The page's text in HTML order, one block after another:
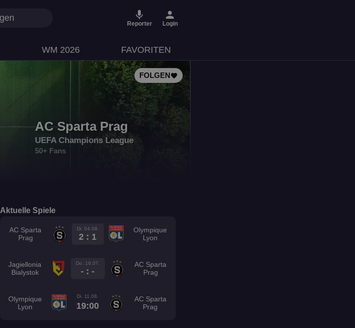
micro
Reporter
person
Login
WM 2026 FAVORITEN
FOLGENfavorite
AC Sparta Prag
UEFA Champions League
50+ Fans
Aktuelle Spiele
AC Sparta
Prag
Di. 04.08.
2 : 1
Olympique
Lyon
Jagiellonia
Bialystok
Do. 16.07.
- : -
AC Sparta
Prag
Olympique
Lyon
Di. 11.08.
19:00
AC Sparta
Prag